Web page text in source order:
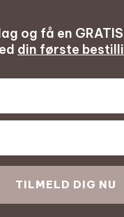
og få en
din første
TILMELD DIG NU